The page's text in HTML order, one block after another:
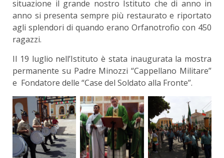
situazione il grande nostro Istituto che di anno in
anno si presenta sempre più restaurato e riportato
agli splendori di quando erano Orfanotrofio con 450
ragazzi.
Il 19 luglio nell’Istituto è stata inaugurata la mostra
permanente su Padre Minozzi “Cappellano Militare”
e Fondatore delle “Case del Soldato alla Fronte”.